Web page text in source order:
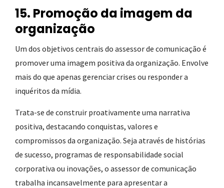
15. Promoção da imagem da
organização
Um dos objetivos centrais do assessor de comunicação é
promover uma imagem positiva da organização. Envolve
mais do que apenas gerenciar crises ou responder a
inquéritos da mídia.
Trata-se de construir proativamente uma narrativa
positiva, destacando conquistas, valores e
compromissos da organização. Seja através de histórias
de sucesso, programas de responsabilidade social
corporativa ou inovações, o assessor de comunicação
trabalha incansavelmente para apresentar a